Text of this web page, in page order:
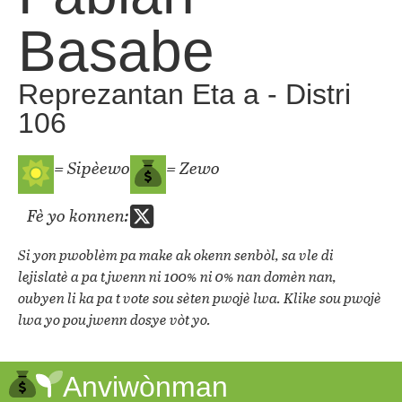
Basabe
Reprezantan Eta a - Distri
106
= Sipèewo
= Zewo
Fè yo konnen:
Si yon pwoblèm pa make ak okenn senbòl, sa vle di
lejislatè a pa t jwenn ni 100% ni 0% nan domèn nan,
oubyen li ka pa t vote sou sèten pwojè lwa. Klike sou pwojè
lwa yo pou jwenn dosye vòt yo.
Anviwònman